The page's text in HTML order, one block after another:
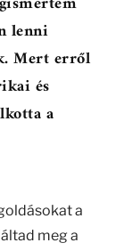
lenni
Mert erről
és
a
a
meg a